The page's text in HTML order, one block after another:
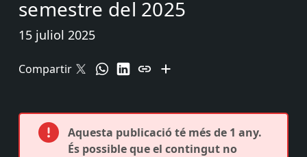
semestre del 2025
15 juliol 2025
Compartir
Aquesta publicació té més de 1 any.
És possible que el contingut no